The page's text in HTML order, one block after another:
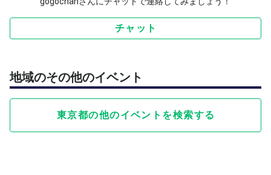
チャット
地域のその他のイベント
東京都の他のイベントを検索する